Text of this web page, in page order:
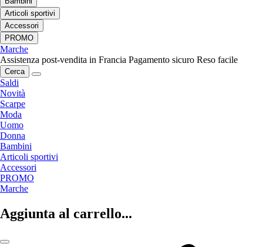
Articoli sportivi
Accessori
PROMO
Marche
Assistenza post-vendita in Francia Pagamento sicuro Reso facile
Cerca
Saldi
Novità
Scarpe
Moda
Uomo
Donna
Bambini
Articoli sportivi
Accessori
PROMO
Marche
Aggiunta al carrello...